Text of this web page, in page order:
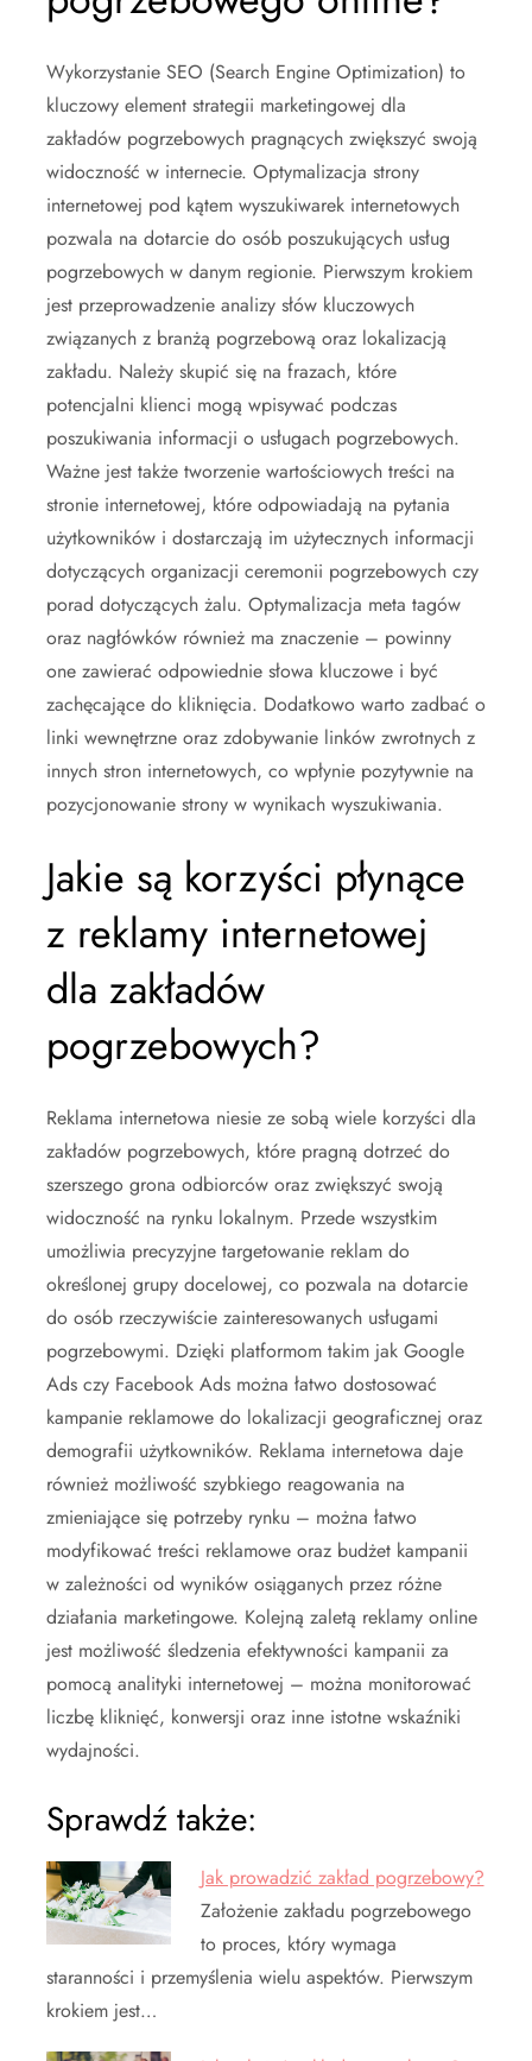
Wykorzystanie SEO (Search Engine Optimization) to
kluczowy element strategii marketingowej dla
zakładów pogrzebowych pragnących zwiększyć swoją
widoczność w internecie. Optymalizacja strony
internetowej pod kątem wyszukiwarek internetowych
pozwala na dotarcie do osób poszukujących usług
pogrzebowych w danym regionie. Pierwszym krokiem
jest przeprowadzenie analizy słów kluczowych
związanych z branżą pogrzebową oraz lokalizacją
zakładu. Należy skupić się na frazach, które
potencjalni klienci mogą wpisywać podczas
poszukiwania informacji o usługach pogrzebowych.
Ważne jest także tworzenie wartościowych treści na
stronie internetowej, które odpowiadają na pytania
użytkowników i dostarczają im użytecznych informacji
dotyczących organizacji ceremonii pogrzebowych czy
porad dotyczących żalu. Optymalizacja meta tagów
oraz nagłówków również ma znaczenie – powinny
one zawierać odpowiednie słowa kluczowe i być
zachęcające do kliknięcia. Dodatkowo warto zadbać o
linki wewnętrzne oraz zdobywanie linków zwrotnych z
innych stron internetowych, co wpłynie pozytywnie na
pozycjonowanie strony w wynikach wyszukiwania.
Jakie są korzyści płynące
z reklamy internetowej
dla zakładów
pogrzebowych?
Reklama internetowa niesie ze sobą wiele korzyści dla
zakładów pogrzebowych, które pragną dotrzeć do
szerszego grona odbiorców oraz zwiększyć swoją
widoczność na rynku lokalnym. Przede wszystkim
umożliwia precyzyjne targetowanie reklam do
określonej grupy docelowej, co pozwala na dotarcie
do osób rzeczywiście zainteresowanych usługami
pogrzebowymi. Dzięki platformom takim jak Google
Ads czy Facebook Ads można łatwo dostosować
kampanie reklamowe do lokalizacji geograficznej oraz
demografii użytkowników. Reklama internetowa daje
również możliwość szybkiego reagowania na
zmieniające się potrzeby rynku – można łatwo
modyfikować treści reklamowe oraz budżet kampanii
w zależności od wyników osiąganych przez różne
działania marketingowe. Kolejną zaletą reklamy online
jest możliwość śledzenia efektywności kampanii za
pomocą analityki internetowej – można monitorować
liczbę kliknięć, konwersji oraz inne istotne wskaźniki
wydajności.
Sprawdź także:
Jak prowadzić zakład pogrzebowy?
Założenie zakładu pogrzebowego
to proces, który wymaga
staranności i przemyślenia wielu aspektów. Pierwszym
krokiem jest…